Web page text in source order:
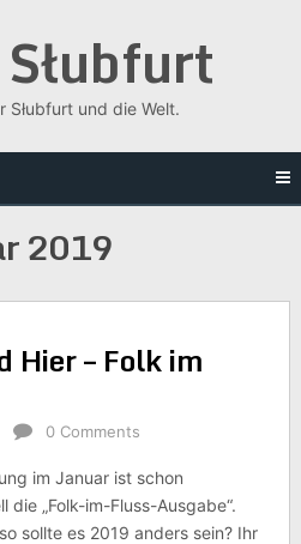
Słubfurt und die Welt.
2019
Hier – Folk im
0 Comments
im Januar ist schon
die „Folk-im-Fluss-Ausgabe“.
sollte es 2019 anders sein? Ihr